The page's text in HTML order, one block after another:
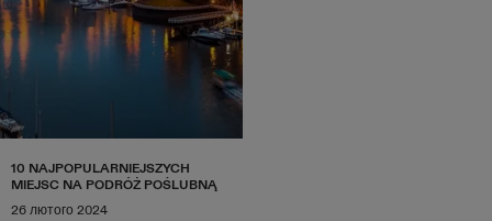
10 NAJPOPULARNIEJSZYCH
MIEJSC NA PODRÓŻ POŚLUBNĄ
26 лютого 2024